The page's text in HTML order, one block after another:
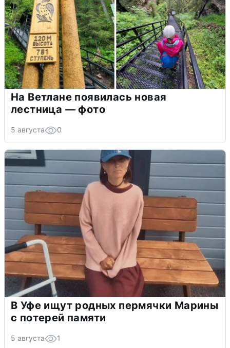
На Ветлане появилась новая
лестница — фото
5 августа 0
В Уфе ищут родных пермячки Марины
с потерей памяти
5 августа 1